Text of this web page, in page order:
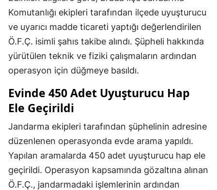
Komutanlığı ekipleri tarafından ilçede uyuşturucu
ve uyarıcı madde ticareti yaptığı değerlendirilen
Ö.F.Ç. isimli şahıs takibe alındı. Şüpheli hakkında
yürütülen teknik ve fiziki çalışmaların ardından
operasyon için düğmeye basıldı.
Evinde 450 Adet Uyuşturucu Hap
Ele Geçirildi
Jandarma ekipleri tarafından şüphelinin adresine
düzenlenen operasyonda evde arama yapıldı.
Yapılan aramalarda 450 adet uyuşturucu hap ele
geçirildi. Operasyon kapsamında gözaltına alınan
Ö.F.Ç., jandarmadaki işlemlerinin ardından